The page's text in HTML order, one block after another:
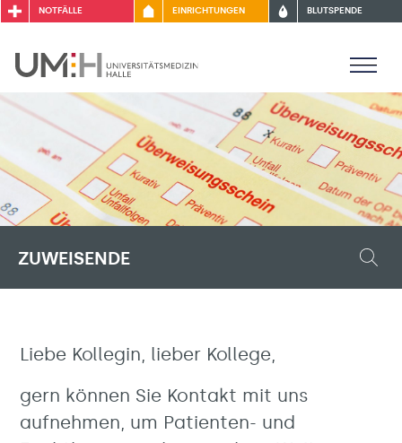
NOTFÄLLE EINRICHTUNGEN BLUTSPENDE
ZUWEISENDE
Liebe Kollegin, lieber Kollege,
gern können Sie Kontakt mit uns
aufnehmen, um Patienten- und